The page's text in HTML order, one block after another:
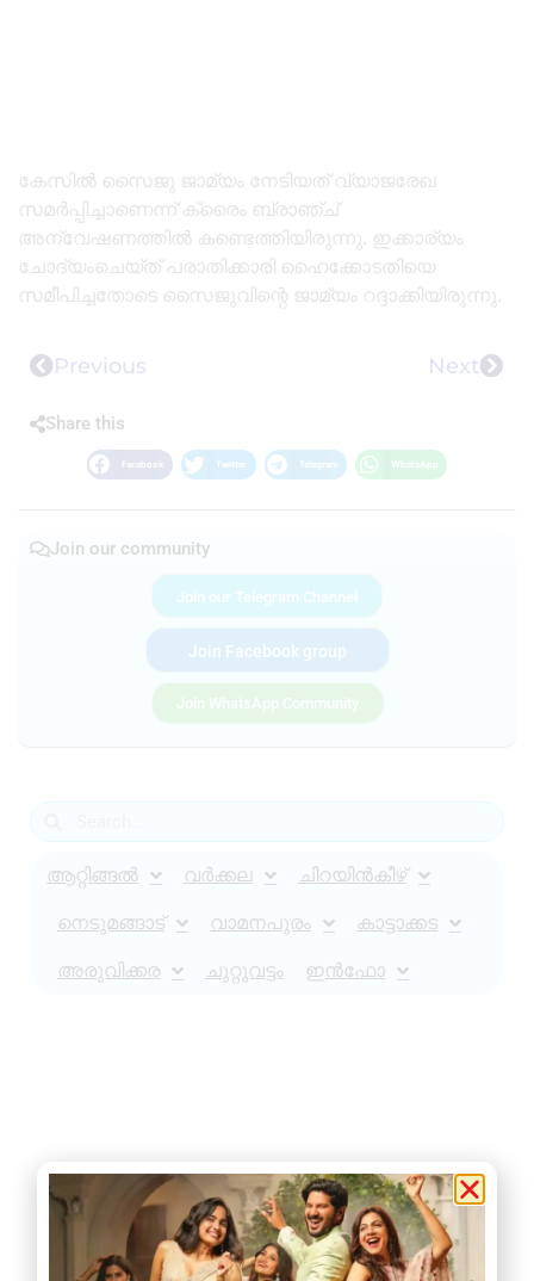
കേസിൽ സൈജു ജാമ്യം നേടിയത് വ്യാജരേഖ
സമർപ്പിച്ചാണെന്ന് ക്രൈം ബ്രാഞ്ച്
അന്വേഷണത്തിൽ കണ്ടെത്തിയിരുന്നു. ഇക്കാര്യം
ചോദ്യംചെയ്ത് പരാതിക്കാരി ഹൈക്കോടതിയെ
സമീപിച്ചതോടെ സൈജുവിന്റെ ജാമ്യം റദ്ദാക്കിയിരുന്നു.
Previous Next
Share this
Facebook Twitter Telegram WhatsApp
Join our community
Join our Telegram Channel
Join Facebook group
Join WhatsApp Community
ആറ്റിങ്ങൽ വർക്കല ചിറയിൻകീഴ്
നെടുമങ്ങാട് വാമനപുരം കാട്ടാക്കട
അരുവിക്കര ചുറ്റുവട്ടം ഇൻഫോ